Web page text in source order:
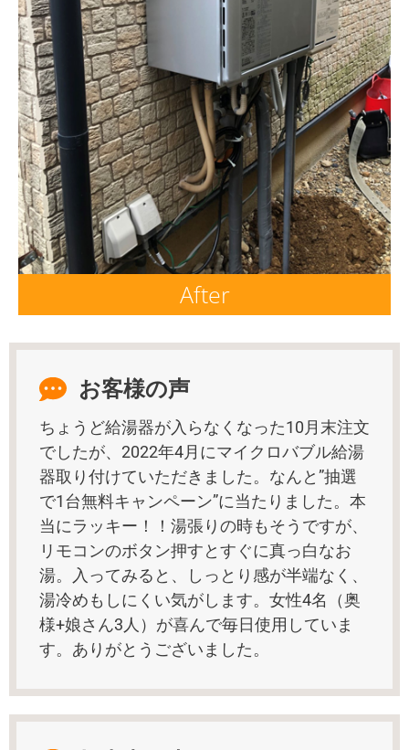
After
お客様の声
ちょうど給湯器が入らなくなった10月末注文
でしたが、2022年4月にマイクロバブル給湯
器取り付けていただきました。なんと”抽選
で1台無料キャンペーン”に当たりました。本
当にラッキー！！湯張りの時もそうですが、
リモコンのボタン押すとすぐに真っ白なお
湯。入ってみると、しっとり感が半端なく、
湯冷めもしにくい気がします。女性4名（奥
様+娘さん3人）が喜んで毎日使用していま
す。ありがとうございました。